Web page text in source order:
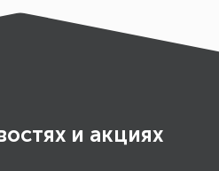
и акциях